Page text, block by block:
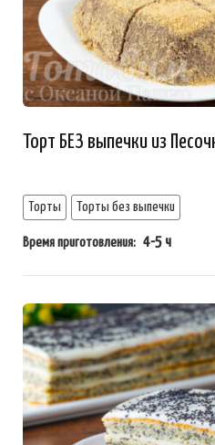
Торт БЕЗ выпечки из
Торты Торты без выпечки
Время приготовления: 4-5 ч